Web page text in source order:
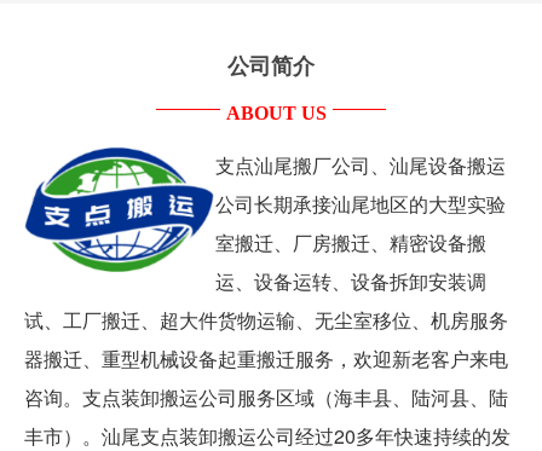
公司简介
ABOUT US
支点汕尾搬厂公司、汕尾设备搬运
公司长期承接汕尾地区的大型实验
室搬迁、厂房搬迁、精密设备搬
运、设备运转、设备拆卸安装调
试、工厂搬迁、超大件货物运输、无尘室移位、机房服务
器搬迁、重型机械设备起重搬迁服务，欢迎新老客户来电
咨询。支点装卸搬运公司服务区域（海丰县、陆河县、陆
丰市）。汕尾支点装卸搬运公司经过20多年快速持续的发